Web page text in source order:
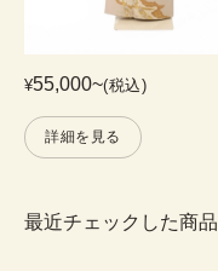
¥55,000~(税込)
詳細を見る
最近チェックした商品